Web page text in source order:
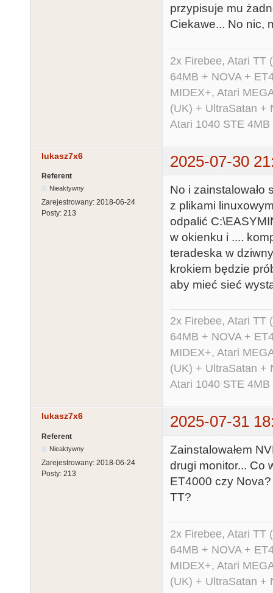
przypisuje mu
Ciekawe... No nic,
2x Firebee, Atari TT
64MB + NOVA +
MIDEX+, Atari
(UK) + UltraSatan +
Atari 1040 STE
lukasz7x6 2025-07-30
Referent
Nieaktywny
Zarejestrowany: 2018-06-24
Posty: 213
No i zainstalowało
z plikami
odpalić
w okienku i ....
teradeska w
krokiem będzie
aby mieć sieć
2x Firebee, Atari TT
64MB + NOVA +
MIDEX+, Atari
(UK) + UltraSatan +
Atari 1040 STE
lukasz7x6 2025-07-31
Referent
Nieaktywny
Zarejestrowany: 2018-06-24
Posty: 213
Zainstalowałem
drugi monitor... Co
ET4000 czy
TT?
2x Firebee, Atari TT
64MB + NOVA +
MIDEX+, Atari
(UK) + UltraSatan +